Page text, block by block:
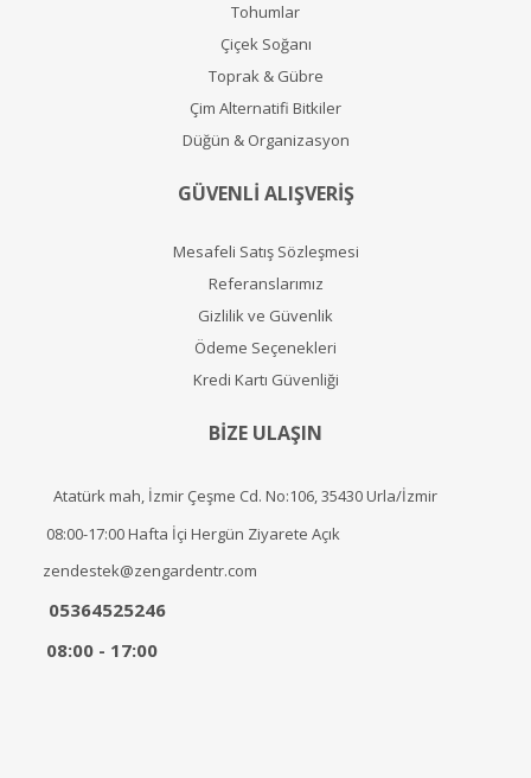
Tohumlar
Çiçek Soğanı
Toprak & Gübre
Çim Alternatifi Bitkiler
Düğün & Organizasyon
GÜVENLİ ALIŞVERİŞ
Mesafeli Satış Sözleşmesi
Referanslarımız
Gizlilik ve Güvenlik
Ödeme Seçenekleri
Kredi Kartı Güvenliği
BİZE ULAŞIN
Atatürk mah, İzmir Çeşme Cd. No:106, 35430 Urla/İzmir
08:00-17:00 Hafta İçi Hergün Ziyarete Açık
zendestek@zengardentr.com
05364525246
08:00 - 17:00